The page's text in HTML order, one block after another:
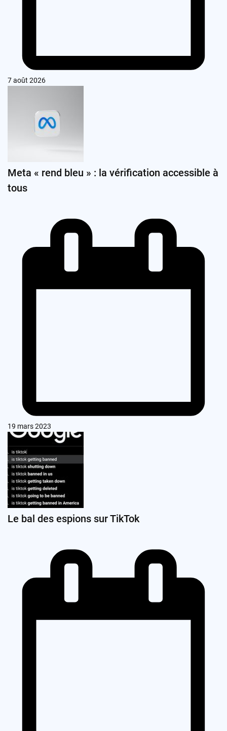
7 août 2026
Meta « rend bleu » : la vérification accessible à
tous
19 mars 2023
Le bal des espions sur TikTok